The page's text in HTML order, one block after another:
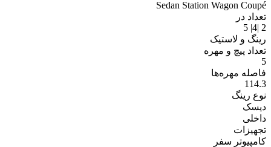
Sedan Station Wagon Coupé
تعداد در
2 |4| 5
رینگ و لاستیک
تعداد پیچ و مهره
5
فاصله مهره‌ها
114.3
نوع رینگ
دیسک
داخلی
تجهیزات
کامپیوتر سفر